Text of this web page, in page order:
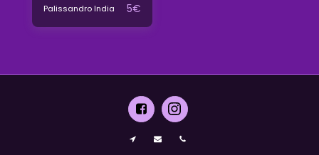
Palissandro India 5€